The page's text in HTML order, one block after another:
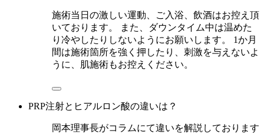
施術当日の激しい運動、ご入浴、飲酒はお控え頂
いております。 また、ダウンタイム中は温めた
り冷やしたりしないようにお願いします。 1か月
間は施術箇所を強く押したり、刺激を与えないよ
うに、肌施術もお控えください。
PRP注射とヒアルロン酸の違いは？
岡本理事長がコラムにて違いを解説しております